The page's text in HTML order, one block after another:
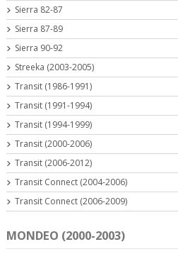
MONDEO (2000-2003)
Sierra 82-87
Sierra 87-89
Sierra 90-92
Streeka (2003-2005)
Transit (1986-1991)
Transit (1991-1994)
Transit (1994-1999)
Transit (2000-2006)
Transit (2006-2012)
Transit Connect (2004-2006)
Transit Connect (2006-2009)